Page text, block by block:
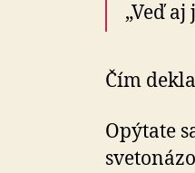
„Veď
Čím
Opýtate